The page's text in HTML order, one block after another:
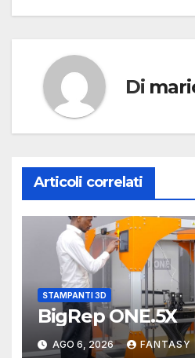
Di
Articoli correlati
STAMPANTI 3D
BigRep ONE.5X
AGO 6, 2026 FANTASY